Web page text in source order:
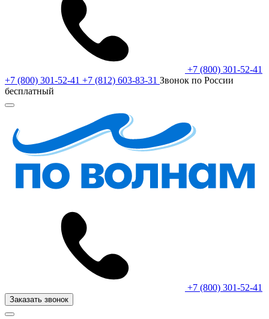
+7 (800) 301-52-41
+7 (800) 301-52-41 +7 (812) 603-83-31 Звонок по России
бесплатный
+7 (800) 301-52-41
Заказать звонок